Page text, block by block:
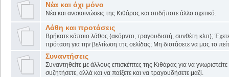
Νέα και όχι μόνο
Νέα και ανακοινώσεις της Κιθάρας και οτιδήποτε άλλο σχετικό.
Λάθη και προτάσεις
Βρήκατε κάποιο λάθος (ακόρντο, τραγουδιστή, συνθέτη κλπ);
πρόταση για την βελτίωση της σελίδας; Μη διστάσετε να μας το
Συναντήσεις
Συναντηθείτε με άλλους επισκέπτες της Κιθάρας για να
συζητήσετε, αλλά και να παίξετε και να τραγουδήσετε μαζί.